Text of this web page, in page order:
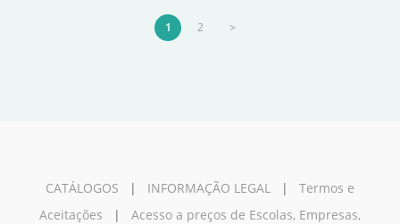
1 2 >
CATÁLOGOS | INFORMAÇÃO LEGAL | Termos e
Aceitações | Acesso a preços de Escolas, Empresas,